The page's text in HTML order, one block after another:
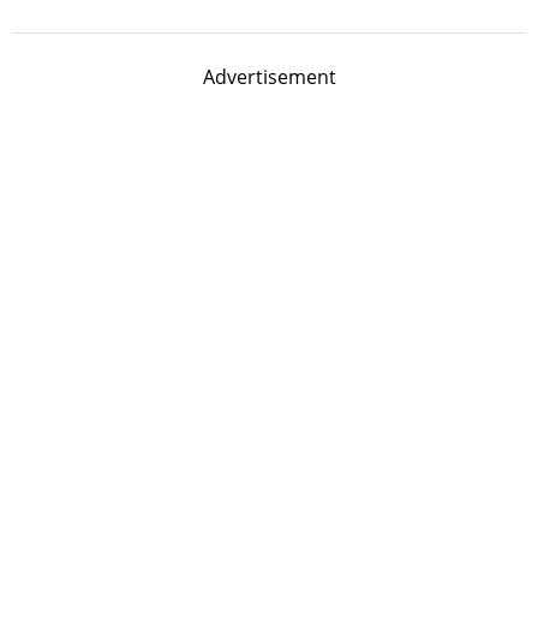
Advertisement